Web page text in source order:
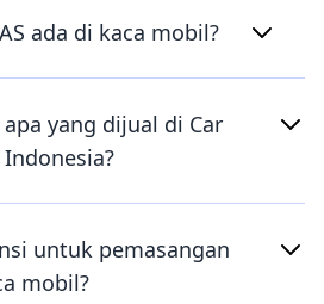
ada di kaca mobil?
yang dijual di Car
Indonesia?
untuk pemasangan
mobil?